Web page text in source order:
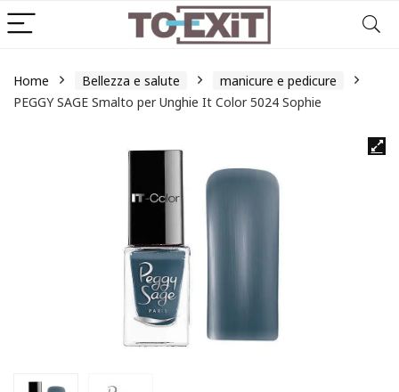
Home Bellezza e salute
manicure e pedicure
PEGGY SAGE Smalto per Unghie It Color 5024 Sophie